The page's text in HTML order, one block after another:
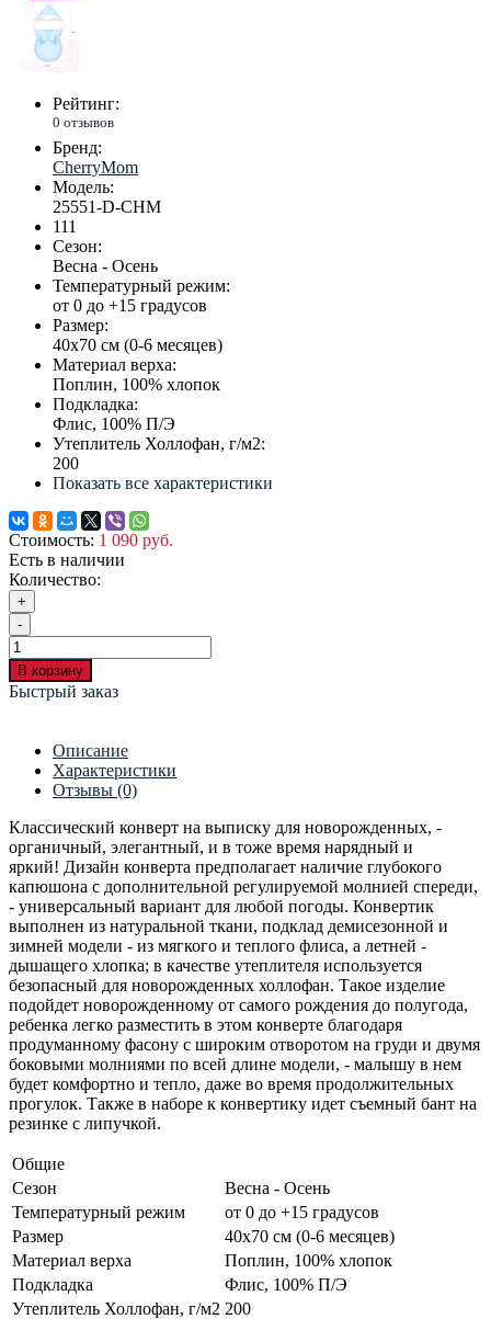
Рейтинг:
0 отзывов
Бренд:
CherryMom
Модель:
25551-D-CHM
111
Сезон:
Весна - Осень
Температурный режим:
от 0 до +15 градусов
Размер:
40х70 см (0-6 месяцев)
Материал верха:
Поплин, 100% хлопок
Подкладка:
Флис, 100% П/Э
Утеплитель Холлофан, г/м2:
200
Показать все характеристики
Стоимость: 1 090 руб.
Есть в наличии
Количество:
+
-
В корзину
Быстрый заказ
Описание
Характеристики
Отзывы (0)
Классический конверт на выписку для новорожденных, -
органичный, элегантный, и в тоже время нарядный и
яркий! Дизайн конверта предполагает наличие глубокого
капюшона с дополнительной регулируемой молнией спереди,
- универсальный вариант для любой погоды. Конвертик
выполнен из натуральной ткани, подклад демисезонной и
зимней модели - из мягкого и теплого флиса, а летней -
дышащего хлопка; в качестве утеплителя используется
безопасный для новорожденных холлофан. Такое изделие
подойдет новорожденному от самого рождения до полугода,
ребенка легко разместить в этом конверте благодаря
продуманному фасону с широким отворотом на груди и двумя
боковыми молниями по всей длине модели, - малышу в нем
будет комфортно и тепло, даже во время продолжительных
прогулок. Также в наборе к конвертику идет съемный бант на
резинке с липучкой.
Общие
Сезон
Весна - Осень
Температурный режим
от 0 до +15 градусов
Размер
40х70 см (0-6 месяцев)
Материал верха
Поплин, 100% хлопок
Подкладка
Флис, 100% П/Э
Утеплитель Холлофан, г/м2 200